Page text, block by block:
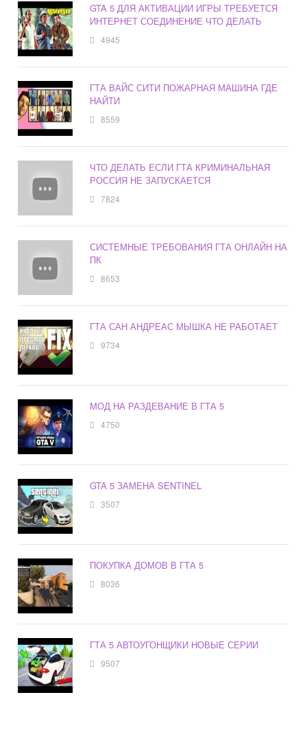
GTA 5 ДЛЯ АКТИВАЦИИ ИГРЫ ТРЕБУЕТСЯ
ИНТЕРНЕТ СОЕДИНЕНИЕ ЧТО ДЕЛАТЬ
4945
ГТА ВАЙС СИТИ ПОЖАРНАЯ МАШИНА ГДЕ
НАЙТИ
8559
ЧТО ДЕЛАТЬ ЕСЛИ ГТА КРИМИНАЛЬНАЯ
РОССИЯ НЕ ЗАПУСКАЕТСЯ
7824
СИСТЕМНЫЕ ТРЕБОВАНИЯ ГТА ОНЛАЙН НА
ПК
8653
ГТА САН АНДРЕАС МЫШКА НЕ РАБОТАЕТ
9734
МОД НА РАЗДЕВАНИЕ В ГТА 5
4750
GTA 5 ЗАМЕНА SENTINEL
3507
ПОКУПКА ДОМОВ В ГТА 5
8036
ГТА 5 АВТОУГОНЩИКИ НОВЫЕ СЕРИИ
9507